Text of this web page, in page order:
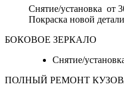
Снятие/установка от
Покраска новой
БОКОВОЕ ЗЕРКАЛО
Снятие/
ПОЛНЫЙ РЕМОНТ